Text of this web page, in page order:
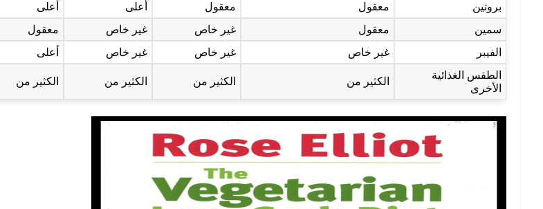
بروتين
معقول معقول أعلى أعلى
سمين
معقول غير خاص غير خاص معقول
الفيبر
غير خاص غير خاص غير خاص أعلى
الطقس الغذائية
الأخرى
الكثير من الكثير من الكثير من الكثير من